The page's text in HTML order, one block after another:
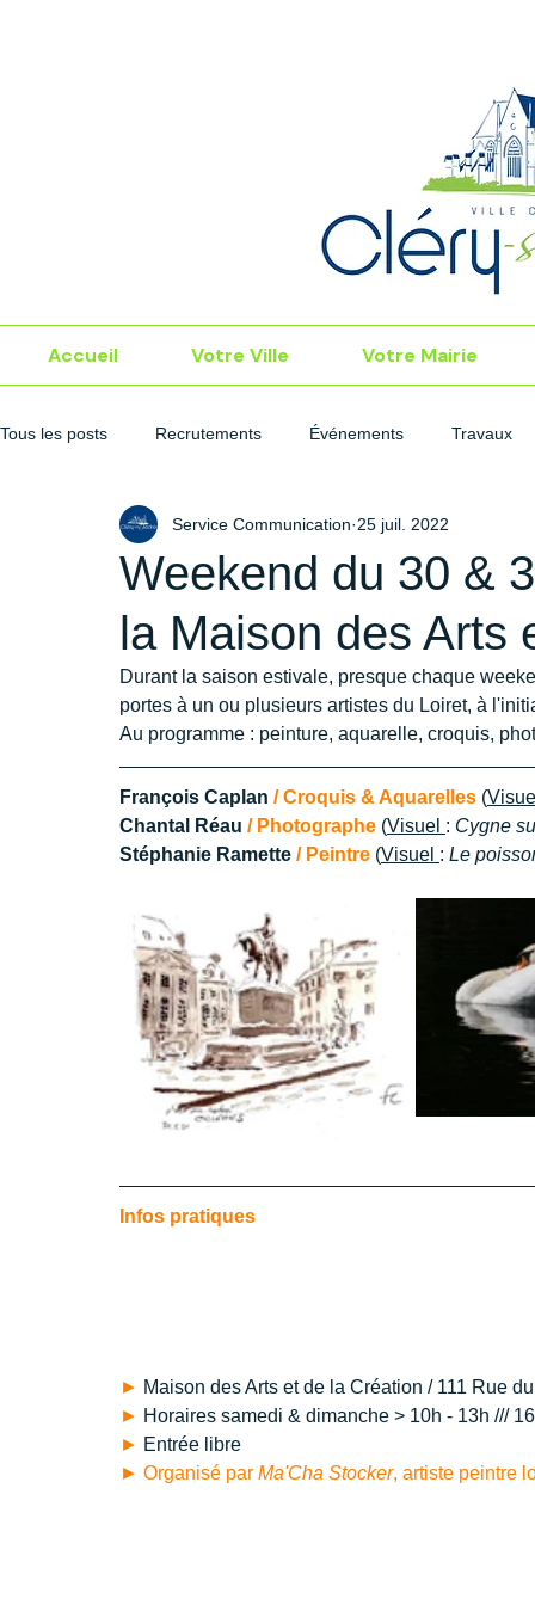
Accueil Votre Ville Votre Mairie
Tous les posts Recrutements Événements Travaux
Weekend du 30 &
la Maison des Arts
Service Communication 25 juil. 2022
Durant la saison estivale, presque chaque
portes à un ou plusieurs artistes du Loiret, à
Au programme : peinture, aquarelle, croquis,
François Caplan / Croquis & Aquarelles (
Chantal Réau / Photographe (Visuel : Cygne
Stéphanie Ramette / Peintre (Visuel : Le
Infos pratiques
► Maison des Arts et de la Création / 111 Rue
► Horaires samedi & dimanche > 10h - 13h ///
► Entrée libre
► Organisé par Ma'Cha Stocker, artiste peintre